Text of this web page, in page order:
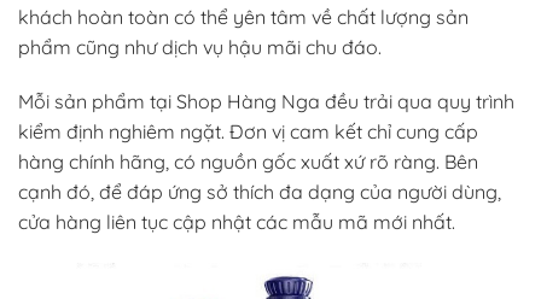
khách hoàn toàn có thể yên tâm về chất lượng sản
phẩm cũng như dịch vụ hậu mãi chu đáo.
Mỗi sản phẩm tại Shop Hàng Nga đều trải qua quy trình
kiểm định nghiêm ngặt. Đơn vị cam kết chỉ cung cấp
hàng chính hãng, có nguồn gốc xuất xứ rõ ràng. Bên
cạnh đó, để đáp ứng sở thích đa dạng của người dùng,
cửa hàng liên tục cập nhật các mẫu mã mới nhất.